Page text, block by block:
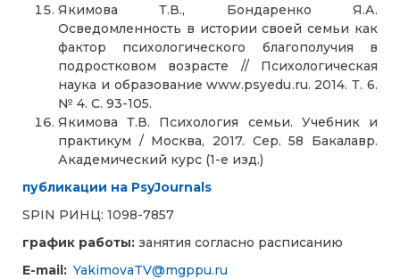
Якимова Т.В., Бондаренко Я.А.
Осведомленность в истории своей семьи как
фактор психологического благополучия в
подростковом возрасте // Психологическая
наука и образование www.psyedu.ru. 2014. Т. 6.
№ 4. С. 93-105.
Якимова Т.В. Психология семьи. Учебник и
практикум / Москва, 2017. Сер. 58 Бакалавр.
Академический курс (1-е изд.)
публикации на PsyJournals
SPIN РИНЦ: 1098-7857
график работы: занятия согласно расписанию
E-mail: YakimovaTV@mgppu.ru